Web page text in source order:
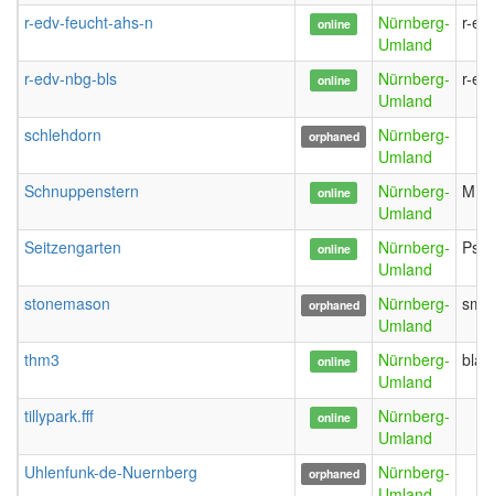
r-edv-feucht-ahs-n online
Nürnberg-
Umland
r-
r-edv-nbg-bls online
Nürnberg-
Umland
r-
schlehdorn orphaned
Nürnberg-
Umland
Schnuppenstern
online
Nürnberg-
Umland
Seitzengarten online
Nürnberg-
Umland
Psi
stonemason orphaned
Nürnberg-
Umland
thm3 online
Nürnberg-
Umland
tillypark.fff online
Nürnberg-
Umland
Uhlenfunk-de-Nuernberg
orphaned
Nürnberg-